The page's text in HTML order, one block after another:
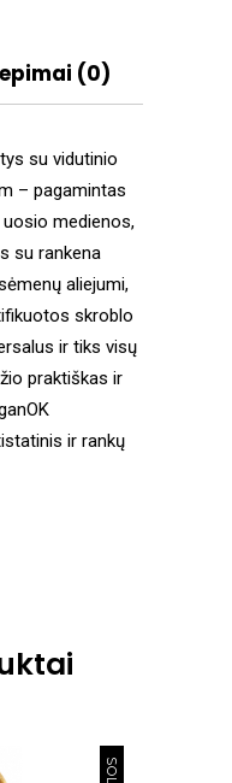
(0)
su vidutinio
– pagamintas
medienos,
su rankena
aliejumi,
skroblo
ir tiks visų
praktiškas ir
ir rankų